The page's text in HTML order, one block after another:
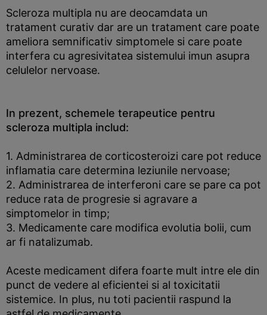
Scleroza multipla nu are deocamdata un
tratament curativ dar are un tratament care poate
ameliora semnificativ simptomele si care poate
interfera cu agresivitatea sistemului imun asupra
celulelor nervoase.
In prezent, schemele terapeutice pentru
scleroza multipla includ:
1. Administrarea de corticosteroizi care pot reduce
inflamatia care determina leziunile nervoase;
2. Administrarea de interferoni care se pare ca pot
reduce rata de progresie si agravare a
simptomelor in timp;
3. Medicamente care modifica evolutia bolii, cum
ar fi natalizumab.
Aceste medicament difera foarte mult intre ele din
punct de vedere al eficientei si al toxicitatii
sistemice. In plus, nu toti pacientii raspund la